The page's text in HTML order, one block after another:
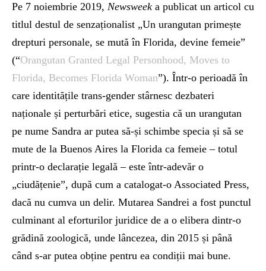
Pe 7 noiembrie 2019, Newsweek a publicat un articol cu
titlul destul de senzaționalist „Un urangutan primește
drepturi personale, se mută în Florida, devine femeie”
(“Orangutan Granted Legal Personhood, Moves to
Florida, Becomes Florida Woman”). Într-o perioadă în
care identitățile trans-gender stârnesc dezbateri
naționale și perturbări etice, sugestia că un urangutan
pe nume Sandra ar putea să-și schimbe specia și să se
mute de la Buenos Aires la Florida ca femeie – totul
printr-o declarație legală – este într-adevăr o
„ciudățenie”, după cum a catalogat-o Associated Press,
dacă nu cumva un delir. Mutarea Sandrei a fost punctul
culminant al eforturilor juridice de a o elibera dintr-o
grădină zoologică, unde lâncezea, din 2015 și până
când s-ar putea obține pentru ea condiții mai bune.